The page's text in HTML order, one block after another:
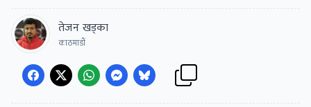
तेजन खड्का
काठमाडाैं